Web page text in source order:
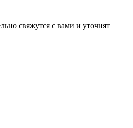
свяжутся с вами и уточнят